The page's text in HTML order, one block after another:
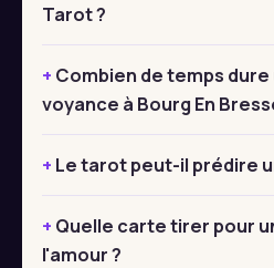
Tarot ?
Combien de temps
voyance à Bourg En
Le tarot peut-il prédire
Quelle carte tirer pour
l'amour ?